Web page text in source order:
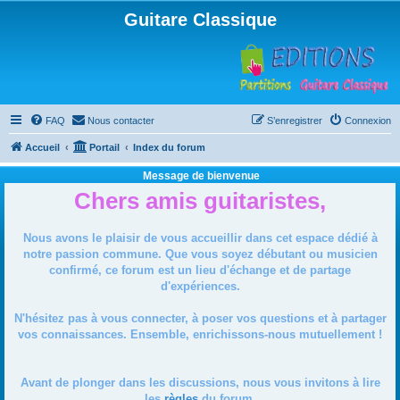
Guitare Classique
FAQ Nous contacter Connexion
S’enregistrer
Accueil Portail Index du forum
Message de bienvenue
Chers amis guitaristes,
Nous avons le plaisir de vous accueillir dans cet espace dédié à
notre passion commune. Que vous soyez débutant ou musicien
confirmé, ce forum est un lieu d'échange et de partage
d'expériences.
N'hésitez pas à vous connecter, à poser vos questions et à partager
vos connaissances. Ensemble, enrichissons-nous mutuellement !
Avant de plonger dans les discussions, nous vous invitons à lire